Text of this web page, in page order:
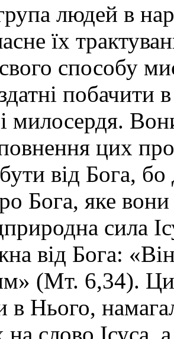
людей в
їх
способу
побачити
милосердя.
цих
від Бога, бо
Бога, яке
сила
від Бога:
(Мт. 6,34).
в Нього,
на слово Ісуса,